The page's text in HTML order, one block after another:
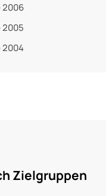
2006
2004
Zielgruppen